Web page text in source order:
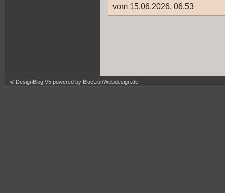
vom 15.06.2026, 06.53
© DesignBlog V5 powered by BlueLionWebdesign.de